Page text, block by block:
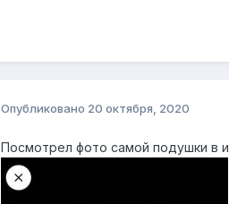
Опубликовано 20 октября, 2020
Посмотрел фото самой подушки в